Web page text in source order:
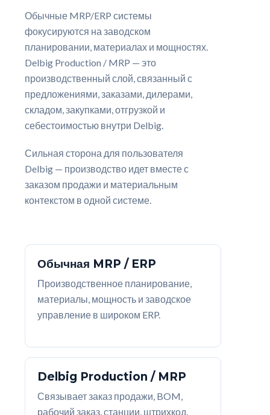
Обычные MRP/ERP системы
фокусируются на заводском
планировании, материалах и мощностях.
Delbig Production / MRP — это
производственный слой, связанный с
предложениями, заказами, дилерами,
складом, закупками, отгрузкой и
себестоимостью внутри Delbig.
Сильная сторона для пользователя
Delbig — производство идет вместе с
заказом продажи и материальным
контекстом в одной системе.
Обычная MRP / ERP
Производственное планирование,
материалы, мощность и заводское
управление в широком ERP.
Delbig Production / MRP
Связывает заказ продажи, BOM,
рабочий заказ, станции, штрихкод,